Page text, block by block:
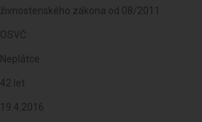
živnostenského zákona od 08/2011
OSVČ
Neplátce
42 let
19.4.2016